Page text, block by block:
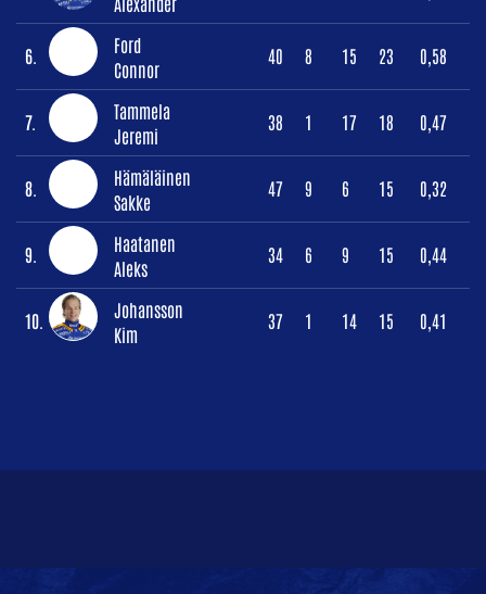
6.
Ford
Connor
40 8 15 23 0,58
7.
Tammela
Jeremi
38 1 17 18 0,47
8.
Hämäläinen
Sakke
47 9 6 15 0,32
9.
Haatanen
Aleks
34 6 9 15 0,44
10.
Johansson
Kim
37 1 14 15 0,41